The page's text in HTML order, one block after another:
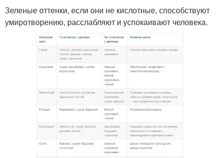
Зеленые оттенки, если они не кислотные, способствуют
умиротворению, расслабляют и успокаивают человека.